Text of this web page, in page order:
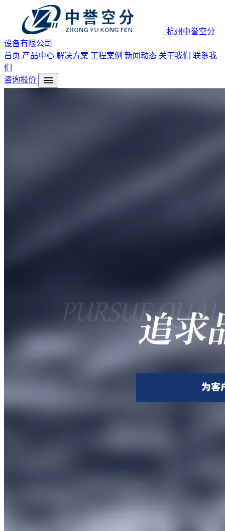
杭州中誉空分
设备有限公司
首页 产品中心 解决方案 工程案例 新闻动态 关于我们 联系我
们
咨询报价
menu